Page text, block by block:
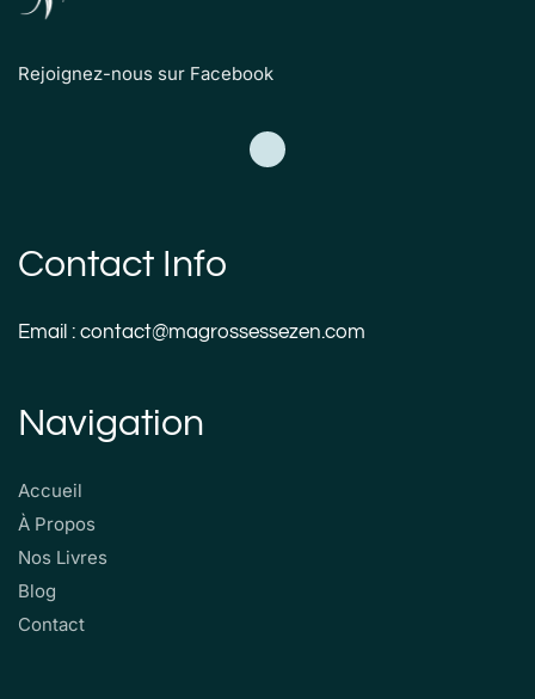
Rejoignez-nous sur Facebook
Contact Info
Email : contact@magrossessezen.com
Navigation
Accueil
À Propos
Nos Livres
Blog
Contact